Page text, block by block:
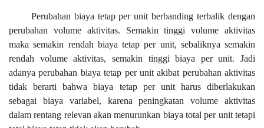
Perubahan biaya tetap per unit berbanding terbalik dengan
perubahan volume aktivitas. Semakin tinggi volume aktivitas
maka semakin rendah biaya tetap per unit, sebaliknya semakin
rendah volume aktivitas, semakin tinggi biaya per unit. Jadi
adanya perubahan biaya tetap per unit akibat perubahan aktivitas
tidak berarti bahwa biaya tetap per unit harus diberlakukan
sebagai biaya variabel, karena peningkatan volume aktivitas
dalam rentang relevan akan menurunkan biaya total per unit tetapi